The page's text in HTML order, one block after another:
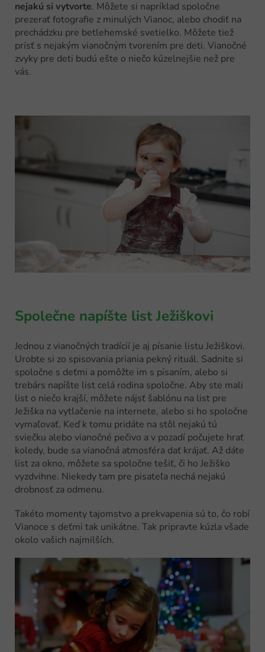
nejakú si vytvorte. Môžete si napríklad spoločne
prezerať fotografie z minulých Vianoc, alebo chodiť na
prechádzku pre betlehemské svetielko. Môžete tiež
prísť s nejakým vianočným tvorením pre deti. Vianočné
zvyky pre deti budú ešte o niečo kúzelnejšie než pre
vás.
Společne napíšte list Ježiškovi
Jednou z vianočných tradícií je aj písanie listu Ježiškovi.
Urobte si zo spisovania priania pekný rituál. Sadnite si
spoločne s deťmi a pomôžte im s písaním, alebo si
trebárs napíšte list celá rodina spoločne. Aby ste mali
list o niečo krajší, môžete nájsť šablónu na list pre
Ježiška na vytlačenie na internete, alebo si ho spoločne
vymaľovať. Keď k tomu pridáte na stôl nejakú tú
sviečku alebo vianočné pečivo a v pozadí počujete hrať
koledy, bude sa vianočná atmosféra dať krájať. Až dáte
list za okno, môžete sa spoločne tešiť, či ho Ježiško
vyzdvihne. Niekedy tam pre pisateľa nechá nejakú
drobnosť za odmenu.
Takéto momenty tajomstvo a prekvapenia sú to, čo robí
Vianoce s deťmi tak unikátne. Tak pripravte kúzla všade
okolo vašich najmilších.